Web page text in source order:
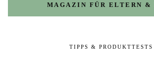
MAGAZIN FÜR ELTERN &
TIPPS & PRODUKTTESTS